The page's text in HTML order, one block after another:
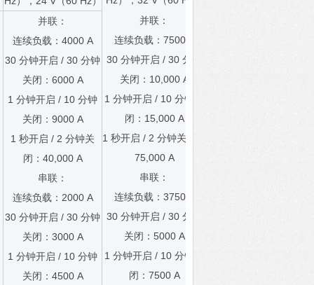
并联：
连续负载：4000 A
30 分钟开启 / 30 分钟
关闭：6000 A
1 分钟开启 / 10 分钟
关闭：9000 A
1 秒开启 / 2 分钟关
闭：40,000 A
串联：
连续负载：2000 A
30 分钟开启 / 30 分钟
关闭：3000 A
1 分钟开启 / 10 分钟
关闭：4500 A
并联：
连续负载：7500 A
30 分钟开启 / 30 分钟
关闭：10,000 A
1 分钟开启 / 10 分钟关
闭：15,000 A
1 秒开启 / 2 分钟关闭：
75,000 A
串联：
连续负载：3750 A
30 分钟开启 / 30 分钟
关闭：5000 A
1 分钟开启 / 10 分钟关
闭：7500 A